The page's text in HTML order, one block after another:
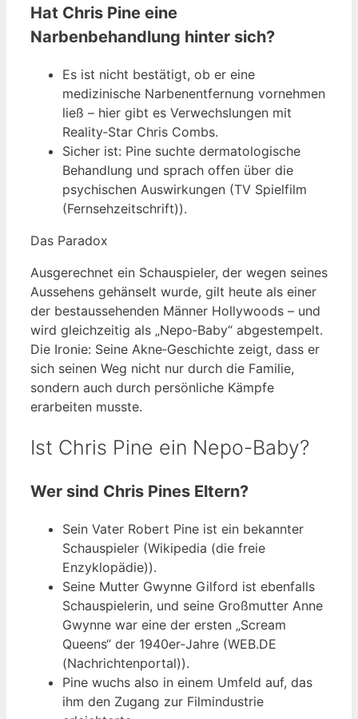
Hat Chris Pine eine
Narbenbehandlung hinter sich?
Es ist nicht bestätigt, ob er eine
medizinische Narbenentfernung vornehmen
ließ – hier gibt es Verwechslungen mit
Reality‑Star Chris Combs.
Sicher ist: Pine suchte dermatologische
Behandlung und sprach offen über die
psychischen Auswirkungen (TV Spielfilm
(Fernsehzeitschrift)).
Das Paradox
Ausgerechnet ein Schauspieler, der wegen seines
Aussehens gehänselt wurde, gilt heute als einer
der bestaussehenden Männer Hollywoods – und
wird gleichzeitig als „Nepo‑Baby“ abgestempelt.
Die Ironie: Seine Akne‑Geschichte zeigt, dass er
sich seinen Weg nicht nur durch die Familie,
sondern auch durch persönliche Kämpfe
erarbeiten musste.
Ist Chris Pine ein Nepo-Baby?
Wer sind Chris Pines Eltern?
Sein Vater Robert Pine ist ein bekannter
Schauspieler (Wikipedia (die freie
Enzyklopädie)).
Seine Mutter Gwynne Gilford ist ebenfalls
Schauspielerin, und seine Großmutter Anne
Gwynne war eine der ersten „Scream
Queens“ der 1940er‑Jahre (WEB.DE
(Nachrichtenportal)).
Pine wuchs also in einem Umfeld auf, das
ihm den Zugang zur Filmindustrie